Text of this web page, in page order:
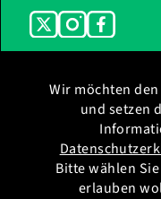
Ladestationen
Support
Wir möchten
und setzen
Bitte wählen
erlauben